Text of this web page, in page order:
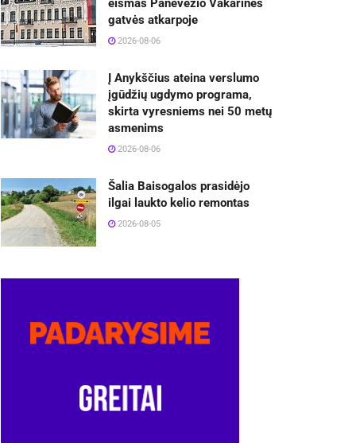
eismas Panevėžio Vakarinės
gatvės atkarpoje
2026-08-06
Į Anykščius ateina verslumo
įgūdžių ugdymo programa,
skirta vyresniems nei 50 metų
asmenims
2026-08-06
Šalia Baisogalos prasidėjo
ilgai laukto kelio remontas
2026-08-05